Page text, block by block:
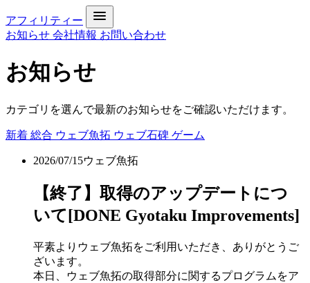
アフィリティー
お知らせ 会社情報 お問い合わせ
お知らせ
カテゴリを選んで最新のお知らせをご確認いただけます。
新着 総合 ウェブ魚拓 ウェブ石碑 ゲーム
2026/07/15ウェブ魚拓
【終了】取得のアップデートにつ
いて[DONE Gyotaku Improvements]
平素よりウェブ魚拓をご利用いただき、ありがとうご
ざいます。
本日、ウェブ魚拓の取得部分に関するプログラムをア